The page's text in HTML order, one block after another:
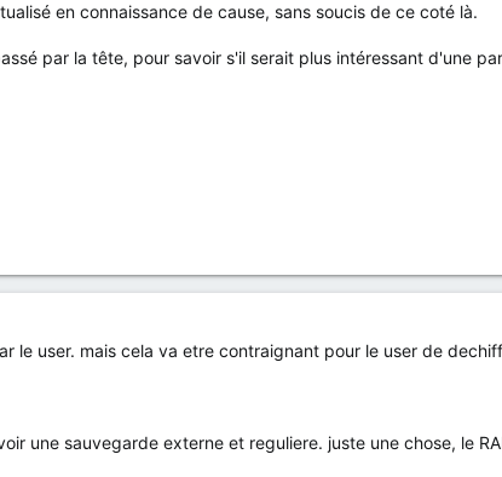
en connaissance de cause, sans soucis de ce coté là.
par la tête, pour savoir s'il serait plus intéressant d'une
le user. mais cela va etre contraignant pour le user de
une sauvegarde externe et reguliere. juste une chose, le